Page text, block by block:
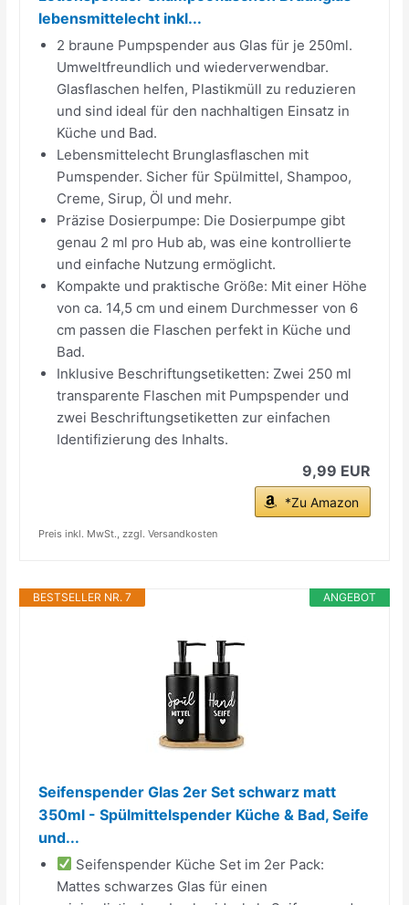
lebensmittelecht inkl...
2 braune Pumpspender aus Glas für je 250ml.
Umweltfreundlich und wiederverwendbar.
Glasflaschen helfen, Plastikmüll zu reduzieren
und sind ideal für den nachhaltigen Einsatz in
Küche und Bad.
Lebensmittelecht Brunglasflaschen mit
Pumspender. Sicher für Spülmittel, Shampoo,
Creme, Sirup, Öl und mehr.
Präzise Dosierpumpe: Die Dosierpumpe gibt
genau 2 ml pro Hub ab, was eine kontrollierte
und einfache Nutzung ermöglicht.
Kompakte und praktische Größe: Mit einer Höhe
von ca. 14,5 cm und einem Durchmesser von 6
cm passen die Flaschen perfekt in Küche und
Bad.
Inklusive Beschriftungsetiketten: Zwei 250 ml
transparente Flaschen mit Pumpspender und
zwei Beschriftungsetiketten zur einfachen
Identifizierung des Inhalts.
9,99 EUR
*Zu Amazon
Preis inkl. MwSt., zzgl. Versandkosten
ANGEBOT
BESTSELLER NR. 7
Seifenspender Glas 2er Set schwarz matt
350ml - Spülmittelspender Küche & Bad, Seife
und...
Seifenspender Küche Set im 2er Pack:
Mattes schwarzes Glas für einen